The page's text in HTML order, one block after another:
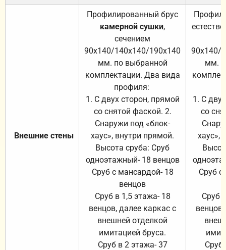
Внешние стены
Профилированный брус
камерной сушки,
сечением
90х140/140х140/190х140
мм. по выбранной
комплектации. Два вида
профиля:
1. С двух сторон, прямой
со снятой фаской. 2.
Снаружи под «блок-
хаус», внутри прямой.
Высота сруба: Сруб
одноэтажный- 18 венцов
Сруб с мансардой- 18
венцов
Сруб в 1,5 этажа- 18
венцов, далее каркас с
внешней отделкой
имитацией бруса.
Сруб в 2 этажа- 37
90х140/
мм.
1. С
со
хаус»,
Сруб с
Сруб
Сруб